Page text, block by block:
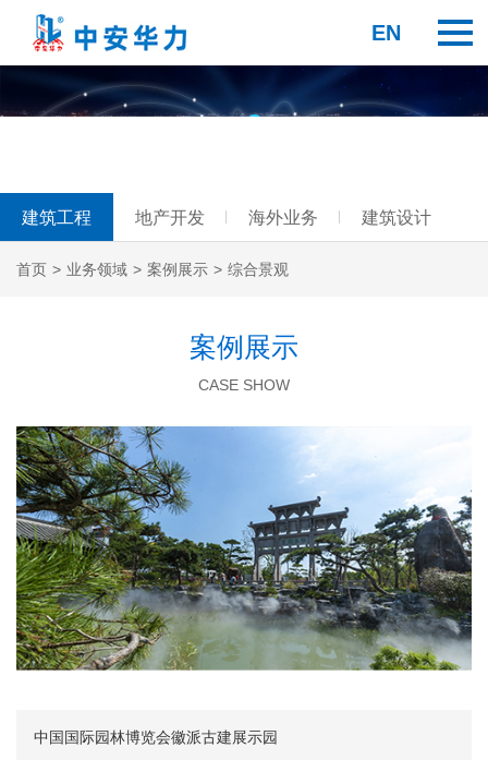
EN
建筑工程 地产开发 海外业务 建筑设计
首页 > 业务领域 > 案例展示 > 综合景观
案例展示
CASE SHOW
中国国际园林博览会徽派古建展示园